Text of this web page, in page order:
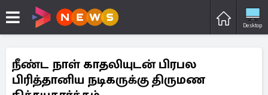
Desktop
நீண்ட நாள் காதலியுடன் பிரபல
பிரித்தானிய நடிகருக்கு திருமண